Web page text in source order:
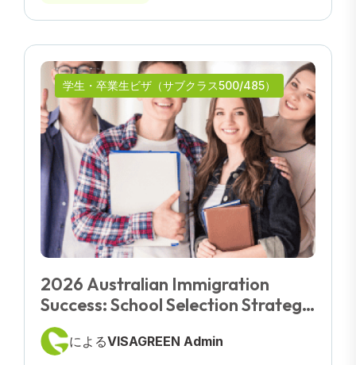
学生・卒業生ビザ（サブクラス500/485）
2026 Australian Immigration
Success: School Selection Strategy
For Australian PR
によるVISAGREEN Admin